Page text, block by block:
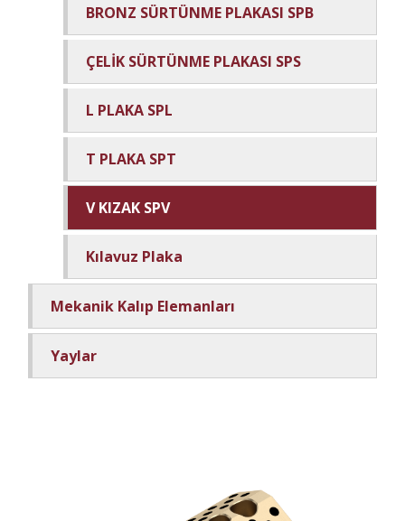
BRONZ SÜRTÜNME PLAKASI SPB
ÇELİK SÜRTÜNME PLAKASI SPS
L PLAKA SPL
T PLAKA SPT
V KIZAK SPV
Kılavuz Plaka
Mekanik Kalıp Elemanları
Yaylar